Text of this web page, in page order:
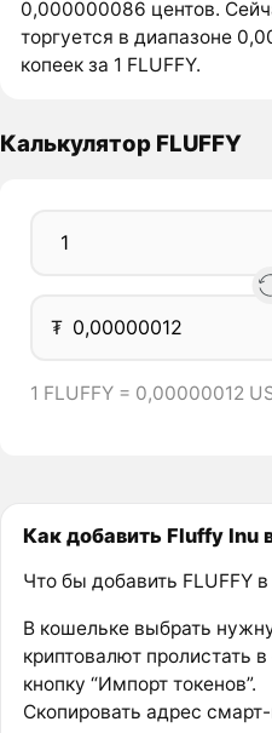
0,000000086 центов.
торгуется в диапазоне
копеек за 1 FLUFFY.
Калькулятор FLUFFY
₮
1 FLUFFY = 0,00000012
Как добавить Fluffy Inu
Что бы добавить FLUFFY
В кошельке выбрать
криптовалют пролистать
кнопку “Импорт токенов”.
Скопировать адрес